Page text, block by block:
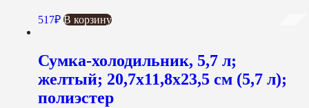
517₽ В корзину
Сумка-холодильник, 5,7 л;
желтый; 20,7х11,8х23,5 см (5,7 л);
полиэстер